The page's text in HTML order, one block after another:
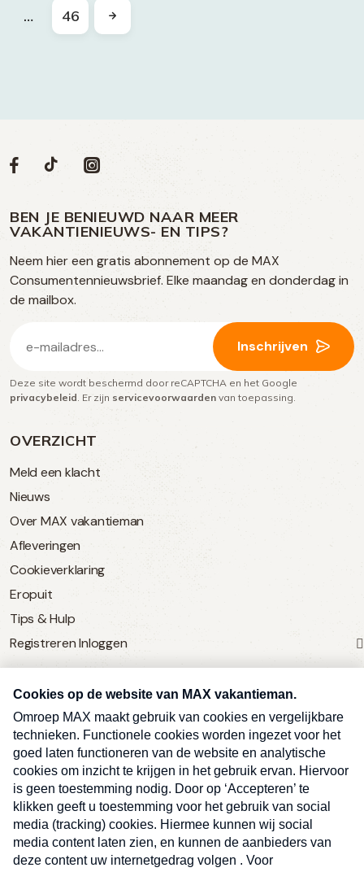
… 46
OVERZICHT
Meld een klacht
Nieuws
Over MAX vakantieman
Afleveringen
Cookieverklaring
Eropuit
Tips & Hulp
Registreren Inloggen
SERVICE
Over Omroep MAX
MAX Vandaag
MAX Meldpunt
Pers
Contact
Algemene voorwaarden
Volg
op
social
media
Social
Volg
op
Facebook
Volg
op
TikTok
Volg
op
Instagram
BEN JE BENIEUWD NAAR MEER
VAKANTIENIEUWS- EN TIPS?
Neem hier een gratis abonnement op de MAX
Consumentennieuwsbrief. Elke maandag en donderdag in
de mailbox.
mailadres
(Vereist)
Inschrijven
Deze site wordt beschermd door reCAPTCHA en het Google
privacybeleid. Er zijn servicevoorwaarden van toepassing.
Ben je benieuwd naar meer